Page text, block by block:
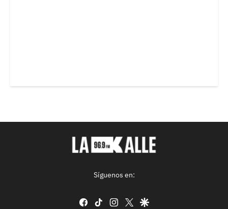
Síguenos en:
facebook
tiktok instagram
twittergoogle